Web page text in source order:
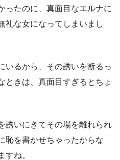
ったのに、真面目なエルナに
礼な女になってしまいまし
いるから、その誘いを断るっ
ときは、真面目すぎるとちょ
誘いにきてその場を離れられ
恥を書かせちゃったからな
すね。